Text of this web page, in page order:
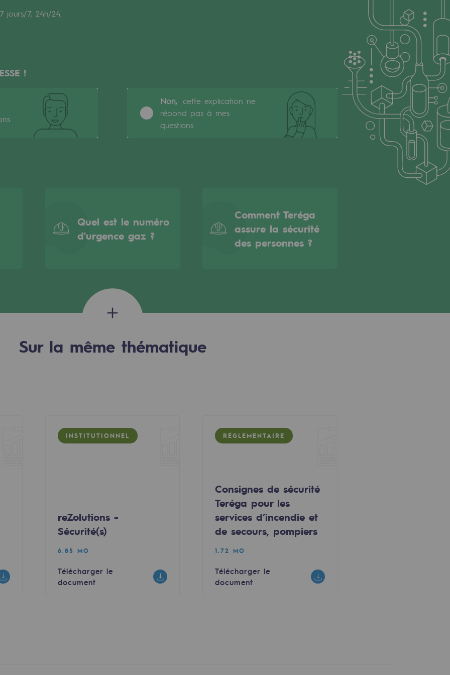
jours/7, 24h/24.
!
Non, cette explication ne
répond pas à mes
questions
Quel est le numéro
d'urgence gaz ?
Comment Teréga
assure la sécurité
des personnes ?
Sur la même thématique
INSTITUTIONNEL
reZolutions -
Sécurité(s)
6.85 MO
Télécharger le
document
RÉGLEMENTAIRE
Consignes de sécurité
Teréga pour les
services d’incendie et
de secours, pompiers
1.72 MO
Télécharger le
document